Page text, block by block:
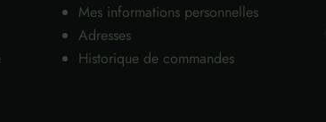
Mes informations personnelles
Adresses
Historique de commandes